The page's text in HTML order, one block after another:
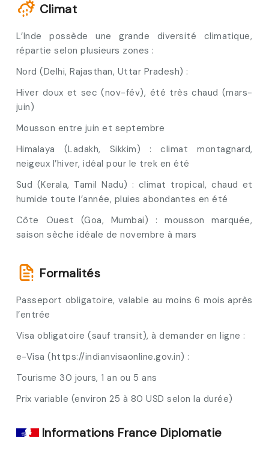
Climat
L’Inde possède une grande diversité climatique,
répartie selon plusieurs zones :
Nord (Delhi, Rajasthan, Uttar Pradesh) :
Hiver doux et sec (nov-fév), été très chaud (mars-
juin)
Mousson entre juin et septembre
Himalaya (Ladakh, Sikkim) : climat montagnard,
neigeux l’hiver, idéal pour le trek en été
Sud (Kerala, Tamil Nadu) : climat tropical, chaud et
humide toute l’année, pluies abondantes en été
Côte Ouest (Goa, Mumbai) : mousson marquée,
saison sèche idéale de novembre à mars
Formalités
Passeport obligatoire, valable au moins 6 mois après
l’entrée
Visa obligatoire (sauf transit), à demander en ligne :
e-Visa (https://indianvisaonline.gov.in) :
Tourisme 30 jours, 1 an ou 5 ans
Prix variable (environ 25 à 80 USD selon la durée)
Informations France Diplomatie